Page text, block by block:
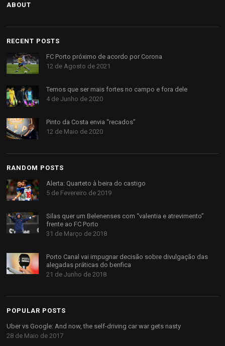
ABOUT
RECENT POSTS
FC Porto próximo de acordo por Corona
12 de Agosto de 2021
Temos que ser mais fortes no campo e fora dele
4 de Junho de 2020
Pinto da Costa envia “recados”
12 de Maio de 2020
RANDOM POSTS
Alerta: Quarteto à beira do castigo
5 de Fevereiro de 2019
Silas quer um Belenenses com “valentia e atrevimento”
frente ao FC Porto
31 de Março de 2018
Porto Canal vai impugnar decisão sobre divulgação das
alegadas práticas do benfica
21 de Junho de 2018
POPULAR POSTS
Uber vs Google: And now, the self-driving car war gets nasty
28 de Maio de 2017